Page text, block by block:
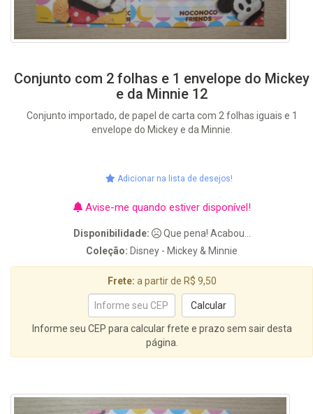
Conjunto com 2 folhas e 1 envelope do Mickey
e da Minnie 12
Conjunto importado, de papel de carta com 2 folhas iguais e 1
envelope do Mickey e da Minnie.
Adicionar na lista de desejos!
Avise-me quando estiver disponível!
Disponibilidade:
Que pena! Acabou...
Coleção: Disney - Mickey & Minnie
Frete: a partir de R$ 9,50
Informe seu CEP para calcular frete e prazo sem sair desta
página.